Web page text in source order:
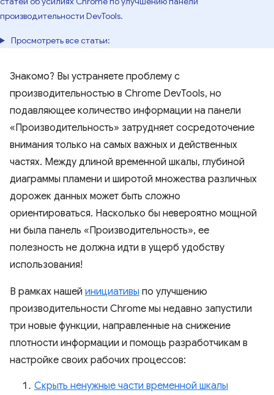
производительности DevTools.
Просмотреть все статьи:
Знакомо? Вы устраняете проблему с
производительностью в Chrome DevTools, но
подавляющее количество информации на панели
«Производительность» затрудняет сосредоточение
внимания только на самых важных и действенных
частях. Между длиной временной шкалы, глубиной
диаграммы пламени и широтой множества различных
дорожек данных может быть сложно
ориентироваться. Насколько бы невероятно мощной
ни была панель «Производительность», ее
полезность не должна идти в ущерб удобству
использования!
В рамках нашей инициативы по улучшению
производительности Chrome мы недавно запустили
три новые функции, направленные на снижение
плотности информации и помощь разработчикам в
настройке своих рабочих процессов:
Скрыть ненужные части временной шкалы